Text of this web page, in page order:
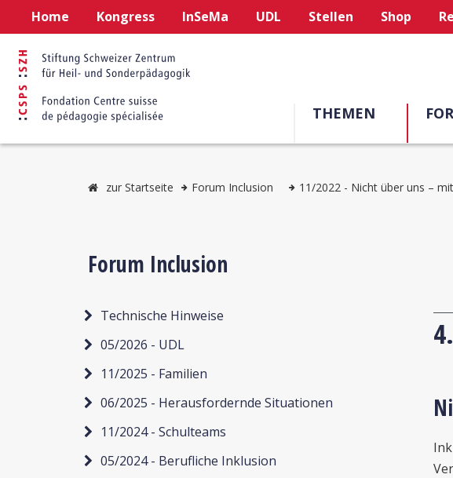
Home Kongress InSeMa UDL Stellen Shop
THEMEN
zur Startseite Forum Inclusion 11/2022 - Nicht über uns –
Forum Inclusion
Technische Hinweise
05/2026 - UDL
11/2025 - Familien
06/2025 - Herausfordernde Situationen
11/2024 - Schulteams
05/2024 - Berufliche Inklusion